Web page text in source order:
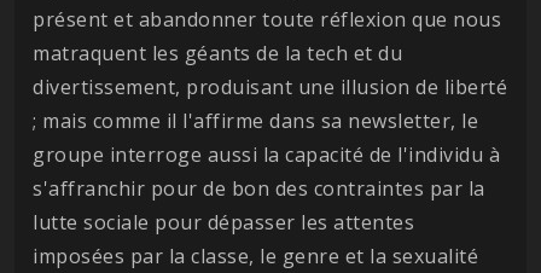
présent et abandonner toute réflexion que nous
matraquent les géants de la tech et du
divertissement, produisant une illusion de liberté
; mais comme il l'affirme dans sa newsletter, le
groupe interroge aussi la capacité de l'individu à
s'affranchir pour de bon des contraintes par la
lutte sociale pour dépasser les attentes
imposées par la classe, le genre et la sexualité